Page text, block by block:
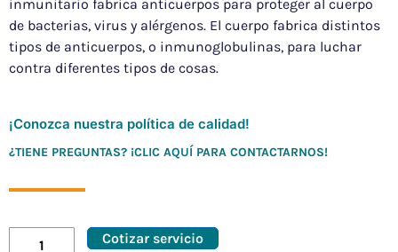
inmunitario fabrica anticuerpos para proteger al cuerpo
de bacterias, virus y alérgenos. El cuerpo fabrica distintos
tipos de anticuerpos, o inmunoglobulinas, para luchar
contra diferentes tipos de cosas.
¡Conozca nuestra política de calidad!
¿TIENE PREGUNTAS? ¡CLIC AQUÍ PARA CONTACTARNOS!
Cotizar servicio